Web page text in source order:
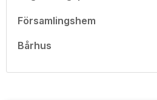
Församlingshem
Bårhus